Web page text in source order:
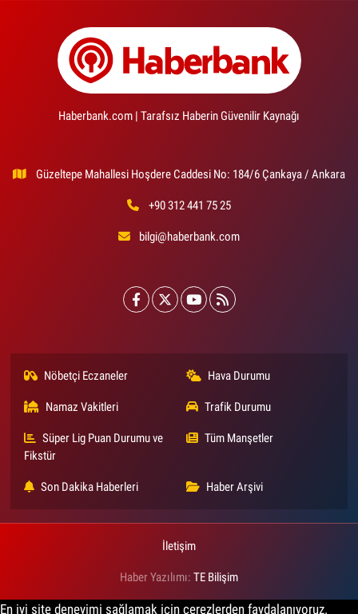
Haberbank.com | Tarafsız Haberin Güvenilir Kaynağı
Güzeltepe Mahallesi Hoşdere Caddesi No: 184/6 Çankaya / Ankara
+90 312 441 75 25
bilgi@haberbank.com
Nöbetçi Eczaneler Hava Durumu
Namaz Vakitleri Trafik Durumu
Süper Lig Puan Durumu ve
Fikstür
Tüm Manşetler
Son Dakika Haberleri Haber Arşivi
İletişim
Haber Yazılımı: TE Bilişim
En iyi site deneyimi sağlamak için çerezlerden faydalanıyoruz.